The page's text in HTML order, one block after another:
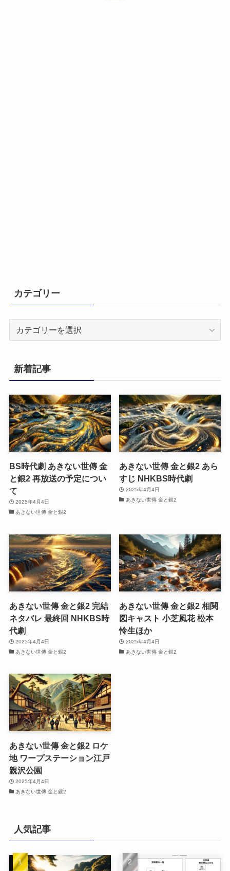
カテゴリー
リ
ー
新着記事
BS時代劇 あきない世傳 金
と銀2 再放送の予定につい
て
2025年4月4日
あきない世傳 金と銀2
あきない世傳 金と銀2 あら
すじ NHKBS時代劇
2025年4月4日
あきない世傳 金と銀2
あきない世傳 金と銀2 完結
ネタバレ 最終回 NHKBS時
代劇
2025年4月4日
あきない世傳 金と銀2
あきない世傳 金と銀2 相関
図キャスト 小芝風花 松本
怜生ほか
2025年4月4日
あきない世傳 金と銀2
あきない世傳 金と銀2 ロケ
地 ワープステーション江戸
親沢公園
2025年4月4日
あきない世傳 金と銀2
人気記事